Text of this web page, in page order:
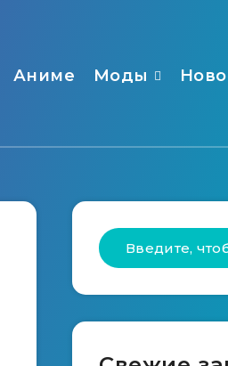
Аниме Моды